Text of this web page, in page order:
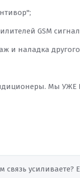
GSM
и наладка
Мы УЖЕ
связь